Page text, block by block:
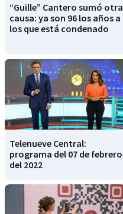
“Guille” Cantero sumó otra
causa: ya son 96 los años a
los que está condenado
Telenueve Central:
programa del 07 de febrero
del 2022